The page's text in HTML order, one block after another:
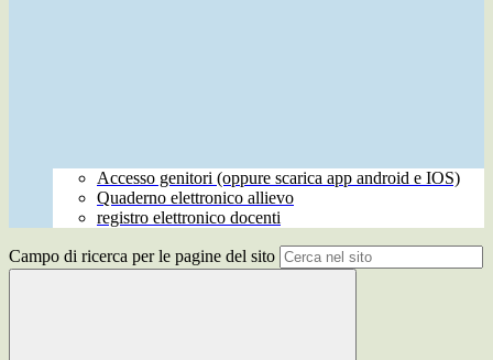
Accesso genitori (oppure scarica app android e IOS)
Quaderno elettronico allievo
registro elettronico docenti
Campo di ricerca per le pagine del sito